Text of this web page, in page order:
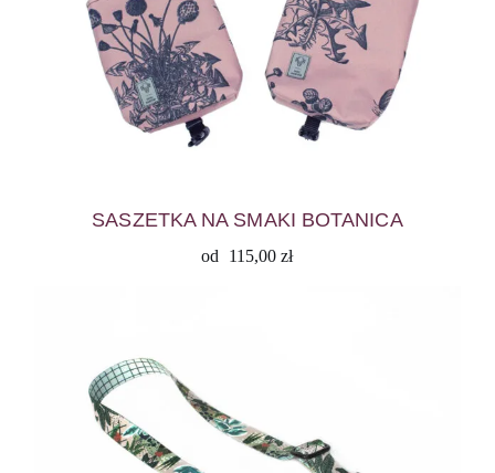
SASZETKA NA SMAKI BOTANICA
od 115,00zł